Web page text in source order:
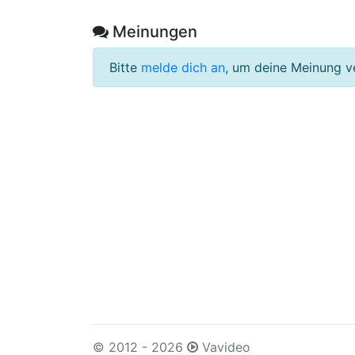
Meinungen
Bitte melde dich an, um deine Meinung
© 2012 - 2026 Vavideo